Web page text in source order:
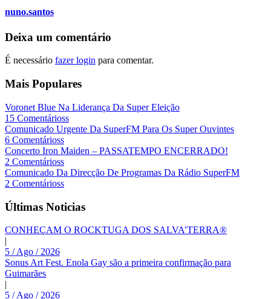
nuno.santos
Deixa um comentário
É necessário fazer login para comentar.
Mais Populares
Voronet Blue Na Liderança Da Super Eleição
15 Comentárioss
Comunicado Urgente Da SuperFM Para Os Super Ouvintes
6 Comentárioss
Concerto Iron Maiden – PASSATEMPO ENCERRADO!
2 Comentárioss
Comunicado Da Direcção De Programas Da Rádio SuperFM
2 Comentárioss
Últimas Noticias
CONHEÇAM O ROCKTUGA DOS SALVA’TERRA®
|
5 / Ago / 2026
Sonus Art Fest. Enola Gay são a primeira confirmação para
Guimarães
|
5 / Ago / 2026